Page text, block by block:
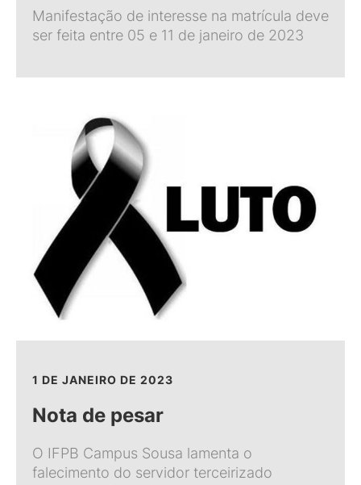
Manifestação de interesse na matrícula deve
ser feita entre 05 e 11 de janeiro de 2023
1 DE JANEIRO DE 2023
Nota de pesar
O IFPB Campus Sousa lamenta o
falecimento do servidor terceirizado